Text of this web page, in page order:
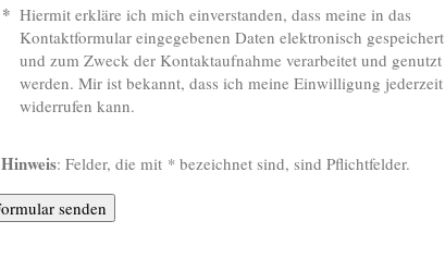
* Hiermit erkläre ich mich einverstanden, dass meine in das
Kontaktformular eingegebenen Daten elektronisch gespeichert
und zum Zweck der Kontaktaufnahme verarbeitet und genutzt
werden. Mir ist bekannt, dass ich meine Einwilligung jederzeit
widerrufen kann.
Hinweis : Felder, die mit * bezeichnet sind, sind Pflichtfelder.